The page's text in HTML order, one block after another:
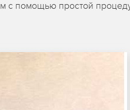
помощью простой